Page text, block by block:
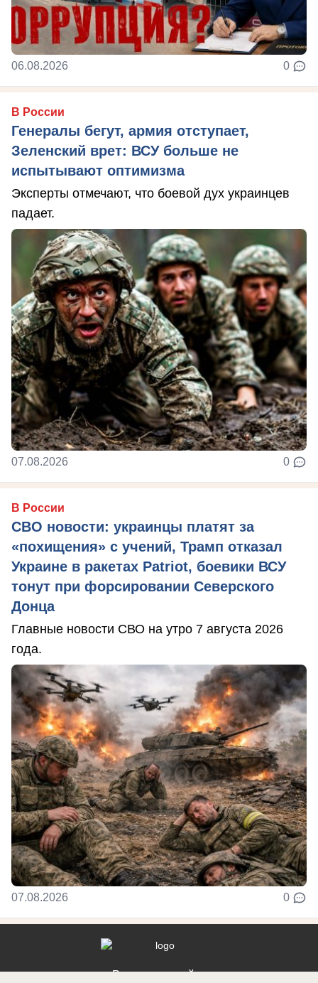
06.08.2026 0
В России
Генералы бегут, армия отступает,
Зеленский врет: ВСУ больше не
испытывают оптимизма
Эксперты отмечают, что боевой дух украинцев
падает.
07.08.2026 0
В России
СВО новости: украинцы платят за
«похищения» с учений, Трамп отказал
Украине в ракетах Patriot, боевики ВСУ
тонут при форсировании Северского
Донца
Главные новости СВО на утро 7 августа 2026
года.
07.08.2026 0
Реклама на сайте